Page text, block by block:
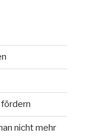
nicht mehr